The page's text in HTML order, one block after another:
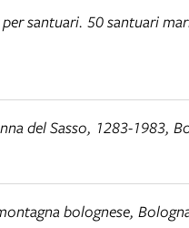
santuari. 50 santuari
del Sasso, 1283-1983,
bolognese,